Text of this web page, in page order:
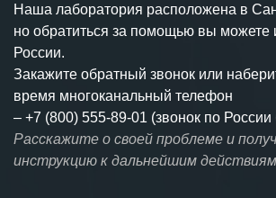
Наша лаборатория расположена в
но обратиться за помощью вы можете
России.
Закажите обратный звонок или
время многоканальный телефон
– +7 (800) 555-89-01 (звонок по
Расскажите о своей проблеме и
инструкцию к дальнейшим